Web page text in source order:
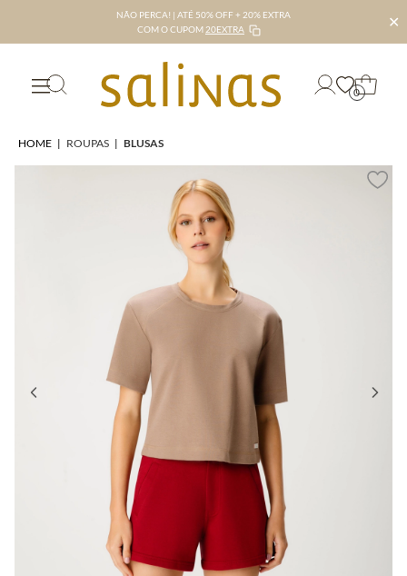
NÃO PERCA! | ATÉ 50% OFF + 20% EXTRA
COM O CUPOM 20EXTRA ✕
0
HOME | ROUPAS | BLUSAS